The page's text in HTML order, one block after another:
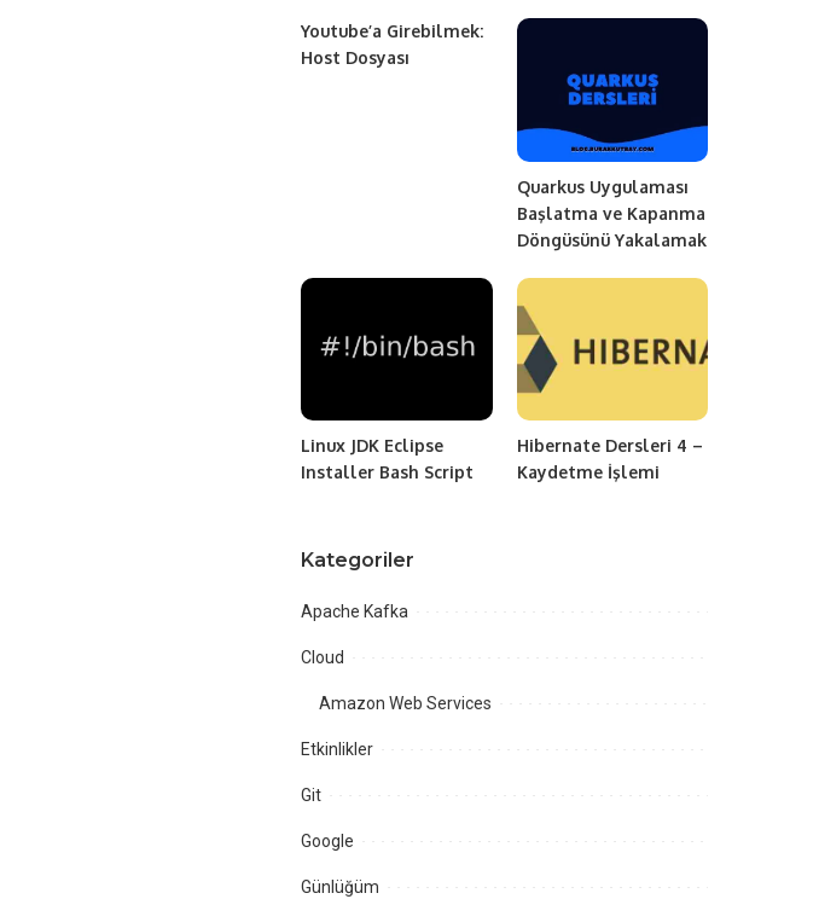
Youtube’a Girebilmek:
Host Dosyası
Quarkus Uygulaması
Başlatma ve Kapanma
Döngüsünü Yakalamak
Linux JDK Eclipse
Installer Bash Script
Hibernate Dersleri 4 –
Kaydetme İşlemi
Kategoriler
Apache Kafka
Cloud
Amazon Web Services
Etkinlikler
Git
Google
Günlüğüm